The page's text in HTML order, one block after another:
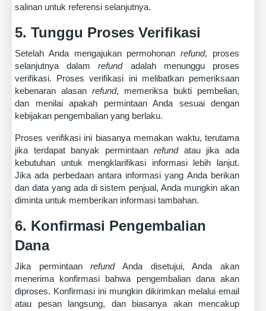
salinan untuk referensi selanjutnya.
5. Tunggu Proses Verifikasi
Setelah Anda mengajukan permohonanrefund, proses
selanjutnya dalamrefund adalah menunggu proses
verifikasi. Proses verifikasi ini melibatkan pemeriksaan
kebenaran alasan refund, memeriksa bukti pembelian,
dan menilai apakah permintaan Anda sesuai dengan
kebijakan pengembalian yang berlaku.
Proses verifikasi ini biasanya memakan waktu, terutama
jika terdapat banyak permintaanrefundatau jika ada
kebutuhan untuk mengklarifikasi informasi lebih lanjut.
Jika ada perbedaan antara informasi yang Anda berikan
dan data yang ada di sistem penjual, Anda mungkin akan
diminta untuk memberikan informasi tambahan.
6. Konfirmasi Pengembalian
Dana
Jika permintaanrefundAnda disetujui, Anda akan
menerima konfirmasi bahwa pengembalian dana akan
diproses. Konfirmasi ini mungkin dikirimkan melalui email
atau pesan langsung, dan biasanya akan mencakup